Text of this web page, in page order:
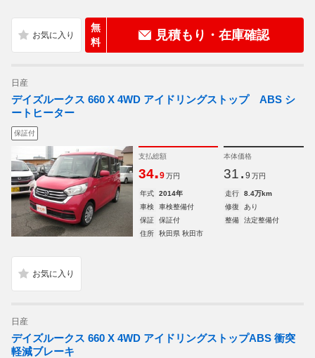
無
料
見積もり・在庫確認
日産
デイズルークス 660 X 4WD アイドリングストップ ABS シ
ートヒーター
保証付
支払総額
34.9 万円
本体価格
31. 9 万円
年式 2014年 走行
8.4万km
車検
車検整備付 修復
あり
保証
保証付 整備
法定整備付
住所
秋田県 秋田市
日産
デイズルークス 660 X 4WD アイドリングストップABS 衝突
軽減ブレーキ